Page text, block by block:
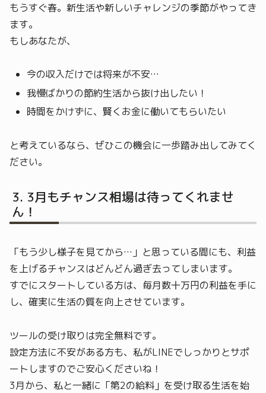
もうすぐ春。新生活や新しいチャレンジの季節がやってき
ます。
もしあなたが、
今の収入だけでは将来が不安…
我慢ばかりの節約生活から抜け出したい！
時間をかけずに、賢くお金に働いてもらいたい
と考えているなら、ぜひこの機会に一歩踏み出してみてく
ださい。
3月もチャンス相場は待ってくれませ
ん！
「もう少し様子を見てから…」と思っている間にも、利益
を上げるチャンスはどんどん過ぎ去ってしまいます。
すでにスタートしている方は、毎月数十万円の利益を手に
し、確実に生活の質を向上させています。
ツールの受け取りは完全無料です。
設定方法に不安がある方も、私がLINEでしっかりとサポ
ートしますのでご安心くださいね！
3月から、私と一緒に「第2の給料」を受け取る生活を始